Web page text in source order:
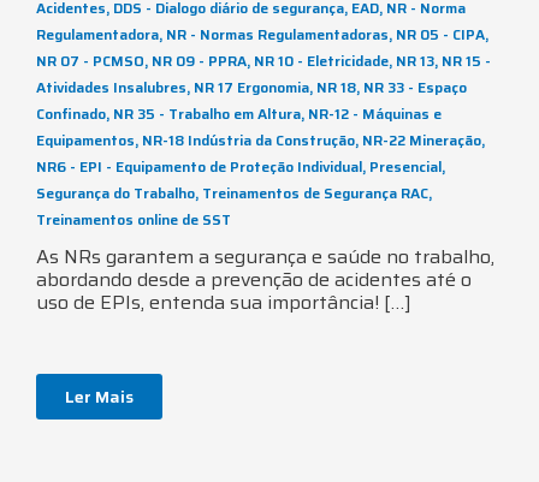
Acidentes, DDS - Dialogo diário de segurança, EAD, NR - Norma
Regulamentadora, NR - Normas Regulamentadoras, NR 05 - CIPA,
NR 07 - PCMSO, NR 09 - PPRA, NR 10 - Eletricidade, NR 13, NR 15 -
Atividades Insalubres, NR 17 Ergonomia, NR 18, NR 33 - Espaço
Confinado, NR 35 - Trabalho em Altura, NR-12 - Máquinas e
Equipamentos, NR-18 Indústria da Construção, NR-22 Mineração,
NR6 - EPI - Equipamento de Proteção Individual, Presencial,
Segurança do Trabalho, Treinamentos de Segurança RAC,
Treinamentos online de SST
As NRs garantem a segurança e saúde no trabalho,
abordando desde a prevenção de acidentes até o
uso de EPIs, entenda sua importância! […]
Ler Mais